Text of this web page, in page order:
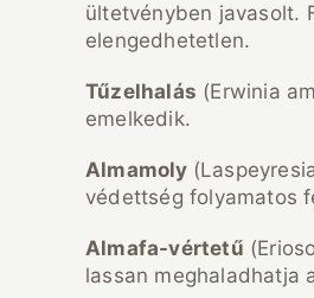
ültetvényben javasolt.
elengedhetetlen.
Tűzelhalás (Erwinia
emelkedik.
Almamoly
védettség folyamatos
Almafa-vértetű
lassan meghaladhatja